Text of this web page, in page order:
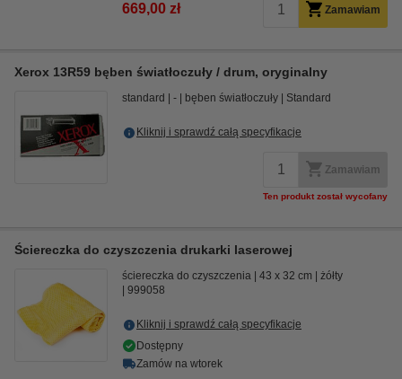
669,00 zł Zamawiam
Xerox 13R59 bęben światłoczuły / drum, oryginalny
standard - bęben światłoczuły Standard
Kliknij i sprawdź całą specyfikacje
Zamawiam
Ten produkt został wycofany
Ściereczka do czyszczenia drukarki laserowej
ściereczka do czyszczenia 43 x 32 cm
żółty
999058
Kliknij i sprawdź całą specyfikacje
Dostępny
Zamów na wtorek